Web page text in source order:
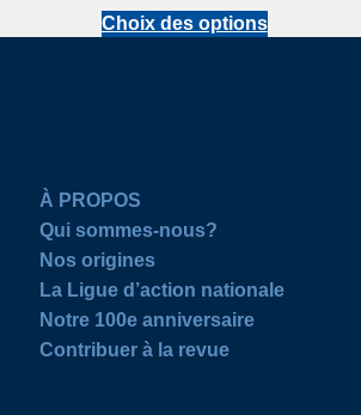
Choix des options
À PROPOS
Qui sommes-nous?
Nos origines
La Ligue d’action nationale
Notre 100e anniversaire
Contribuer à la revue